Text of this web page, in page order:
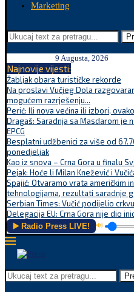
Marketing
9 Augusta, 2026
Najnovije vijesti:
Žabljak obara turističke rekorde
Na proslavi Vučjeg Dola
mogućem razrješenju...
Perić: Ili nova većina ili izbori,
Dragaš: Saradnja sa Masdarom je
EPCG
Besplatni udžbenici za više od
ponedjeljak
Kao iz snova – Crna Gora u finalu
Pejak: Hoće li Milan Knežević i
Spajić: Otvaramo vrata američkim
tehnologijama, rezultati saradnje
Serbian Times: Vučić podijelio
Delegacija EU: Crna Gora nije dio
▶️ Radio Press LIVE! 🔊